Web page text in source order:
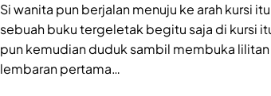
Si wanita pun berjalan menuju ke arah kursi
sebuah buku tergeletak begitu saja di kursi
pun kemudian duduk sambil membuka
lembaran pertama…